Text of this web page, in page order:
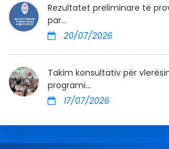
Rezultatet preliminare të
par...
20/07/2026
Takim konsultativ për
programi...
17/07/2026